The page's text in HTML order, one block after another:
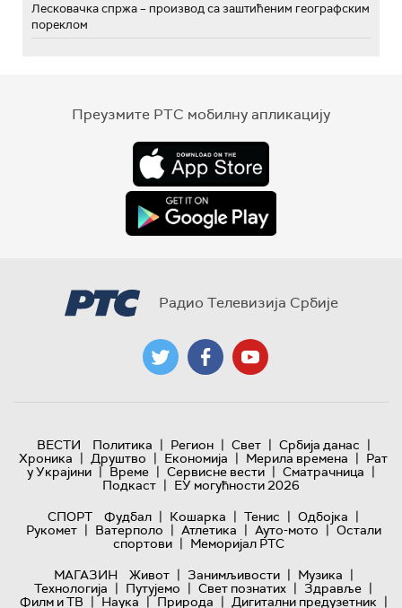
Лесковачка спржа – производ са заштићеним географским
пореклом
Преузмите РТС мобилну апликацију
Радио Телевизија Србије
ВЕСТИ Политика | Регион | Свет | Србија данас |
Хроника | Друштво | Економија | Мерила времена | Рат
у Украјини | Време | Сервисне вести | Сматрачница |
Подкаст | ЕУ могућности 2026
СПОРТ
Фудбал | Кошарка | Тенис | Одбојка |
Рукомет | Ватерполо | Атлетика | Ауто-мото | Остали
спортови | Меморијал РТС
МАГАЗИН
Живот | Занимљивости | Музика |
Технологијa | Путујемо | Свет познатих | Здравље |
Филм и ТВ | Наука | Природа | Дигитални предузетник |